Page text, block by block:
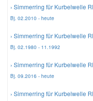
› Simmerring für Kurbelwelle
Bj. 02.2010 - heute
› Simmerring für Kurbelwelle
Bj. 02.1980 - 11.1992
› Simmerring für Kurbelwelle
Bj. 09.2016 - heute
› Simmerring für Kurbelwelle